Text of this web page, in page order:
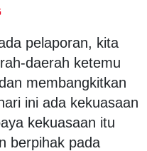
pelaporan, kita
daerah ketemu
membangkitkan
ini ada kekuasaan
kekuasaan itu
berpihak pada